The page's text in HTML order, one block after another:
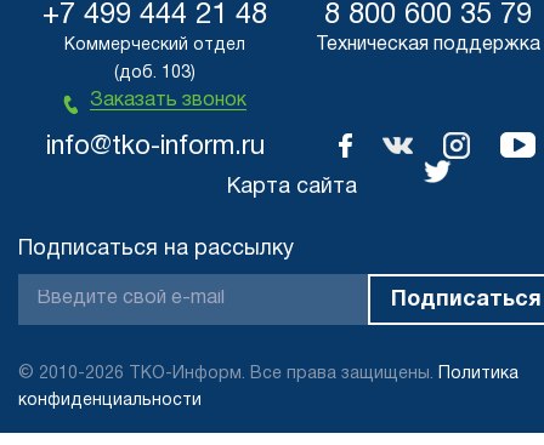
Подписаться на рассылку
Карта сайта
+7 499 444 21 48
Коммерческий отдел
(доб. 103)
Заказать звонок
8 800 600 35 79
Техническая поддержка
info@tko-inform.ru
© 2010-2026 ТКО-Информ. Все права защищены.
Политика
конфиденциальности